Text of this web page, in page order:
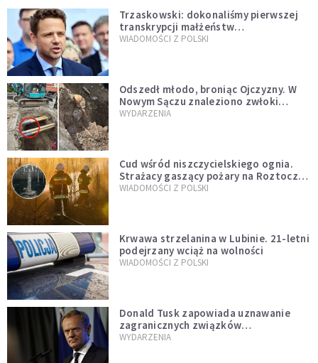
Trzaskowski: dokonaliśmy pierwszej
transkrypcji małżeństw
jednopłciowych. “Tak jak
WIADOMOŚCI Z POLSKI
Odszedł młodo, broniąc Ojczyzny. W
Nowym Sączu znaleziono zwłoki
mężczyzny z czasów potopu
WYDARZENIA
Cud wśród niszczycielskiego ognia.
Strażacy gaszący pożary na Roztoczu
opublikowali niezwykłe zdjęcie
WIADOMOŚCI Z POLSKI
Krwawa strzelanina w Lubinie. 21-letni
podejrzany wciąż na wolności
WIADOMOŚCI Z POLSKI
Donald Tusk zapowiada uznawanie
zagranicznych związków
jednopłciowych. "Państwo oblało ten
WYDARZENIA